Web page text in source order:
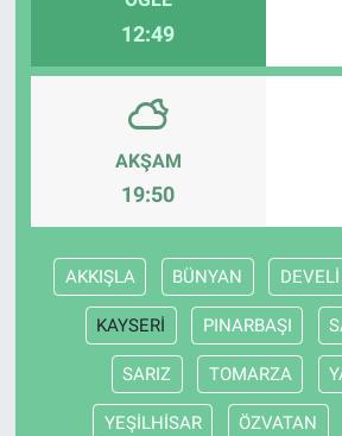
12:49
AKŞAM
19:50
AKKIŞLA BÜNYAN DEVELİ
KAYSERİ PINARBAŞI
SARIZ TOMARZA
YEŞİLHİSAR ÖZVATAN